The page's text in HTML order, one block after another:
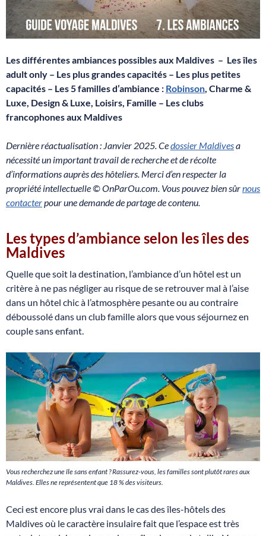
Les différentes ambiances possibles aux Maldives – Les îles
adult only – Les plus grandes capacités – Les plus petites
capacités – Les 5 familles d’ambiance : Robinson, Charme &
Luxe, Design & Luxe, Loisirs, Famille – Les clubs
francophones aux Maldives
Dernière réactualisation : Janvier 2025. Cedossier Maldivesa
nécessité un important travail de recherche et de récolte
d’informations auprès des hôteliers. Merci d’en respecter la
propriété intellectuelle © OnParOu.com. Vous pouvez bien sûrnous
contacterpour une demande de partage de contenu.
Les types d’ambiance selon les îles des
Maldives
Quelle que soit la destination, l’ambiance d’un hôtel est un
critère à ne pas négliger au risque de se retrouver mal à l’aise
dans un hôtel chic à l’atmosphère pesante ou au contraire
déboussolé dans un club famille alors que vous séjournez en
couple sans enfant.
Vous recherchez une île sans enfant ? Rassurez-vous, les familles sont plutôt rares aux
Maldives. Elles ne représentent que 18 % des visiteurs.
Ceci est encore plus vrai dans le cas des îles-hôtels des
Maldives où le caractère insulaire fait que l’espace est très